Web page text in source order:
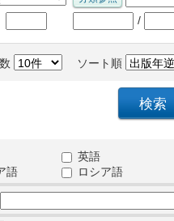
/
ソート順
英語
語
ロシア語